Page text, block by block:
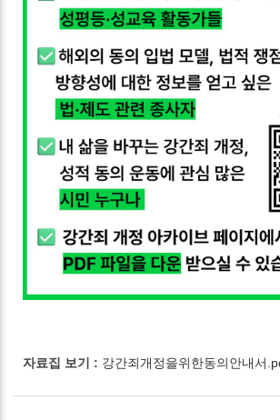
자료집 보기 : 강간죄개정을위한동의안내서